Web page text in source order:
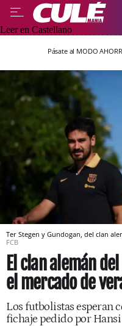
Leer en Castellano
Pásate al MODO
Ter Stegen y Gundogan, del clan
FCB
El clan alemán
el mercado de
Los futbolistas esperan
fichaje pedido por